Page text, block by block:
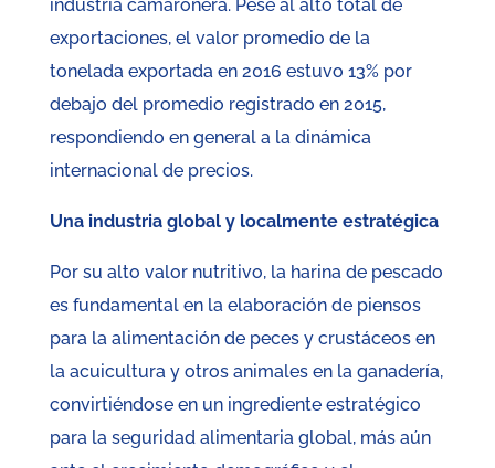
industria camaronera. Pese al alto total de
exportaciones, el valor promedio de la
tonelada exportada en 2016 estuvo 13% por
debajo del promedio registrado en 2015,
respondiendo en general a la dinámica
internacional de precios.
Una industria global y localmente estratégica
Por su alto valor nutritivo, la harina de pescado
es fundamental en la elaboración de piensos
para la alimentación de peces y crustáceos en
la acuicultura y otros animales en la ganadería,
convirtiéndose en un ingrediente estratégico
para la seguridad alimentaria global, más aún